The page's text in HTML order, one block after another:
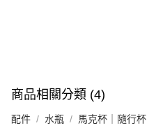
商品相關分類 (4)
配件 水瓶 馬克杯｜隨行杯